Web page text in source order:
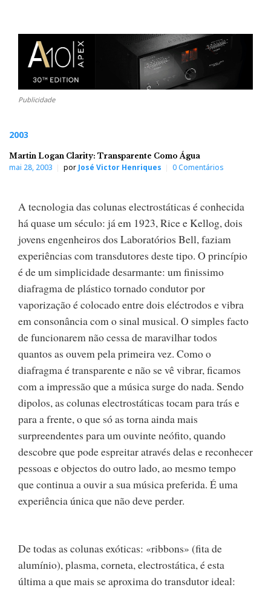
Publicidade
2003
Martin Logan Clarity: Transparente Como Água
mai 28, 2003 por José Victor Henriques 0 Comentários
A tecnologia das colunas electrostáticas é conhecida
há quase um século: já em 1923, Rice e Kellog, dois
jovens engenheiros dos Laboratórios Bell, faziam
experiências com transdutores deste tipo. O princípio
é de um simplicidade desarmante: um finissimo
diafragma de plástico tornado condutor por
vaporização é colocado entre dois eléctrodos e vibra
em consonância com o sinal musical. O simples facto
de funcionarem não cessa de maravilhar todos
quantos as ouvem pela primeira vez. Como o
diafragma é transparente e não se vê vibrar, ficamos
com a impressão que a música surge do nada. Sendo
dipolos, as colunas electrostáticas tocam para trás e
para a frente, o que só as torna ainda mais
surpreendentes para um ouvinte neófito, quando
descobre que pode espreitar através delas e reconhecer
pessoas e objectos do outro lado, ao mesmo tempo
que continua a ouvir a sua música preferida. É uma
experiência única que não deve perder.
De todas as colunas exóticas: «ribbons» (fita de
alumínio), plasma, corneta, electrostática, é esta
última a que mais se aproxima do transdutor ideal: